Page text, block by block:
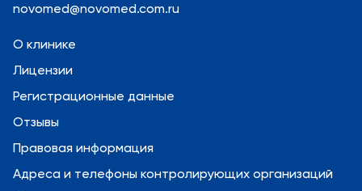
novomed@novomed.com.ru
О клинике
Лицензии
Регистрационные данные
Отзывы
Правовая информация
Адреса и телефоны контролирующих организаций